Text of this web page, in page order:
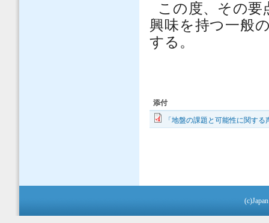
この度、その要
興味を持つ一般
する。
添付
「地盤の課題と可能性に関す